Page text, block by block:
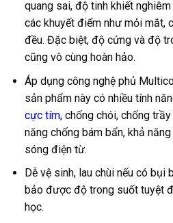
quang sai, độ tinh khiết
các khuyết điểm như mỏi mắt,
đều. Đặc biệt, độ cứng và độ
cũng vô cùng hoàn hảo.
Áp dụng công nghệ phủ
sản phẩm này có nhiều tính
cực tím, chống chói, chống
năng chống bám bẩn, khả
sóng điện từ.
Dễ vệ sinh, lau chùi nếu có bụi
bảo được độ trong suốt tuyệt
học.